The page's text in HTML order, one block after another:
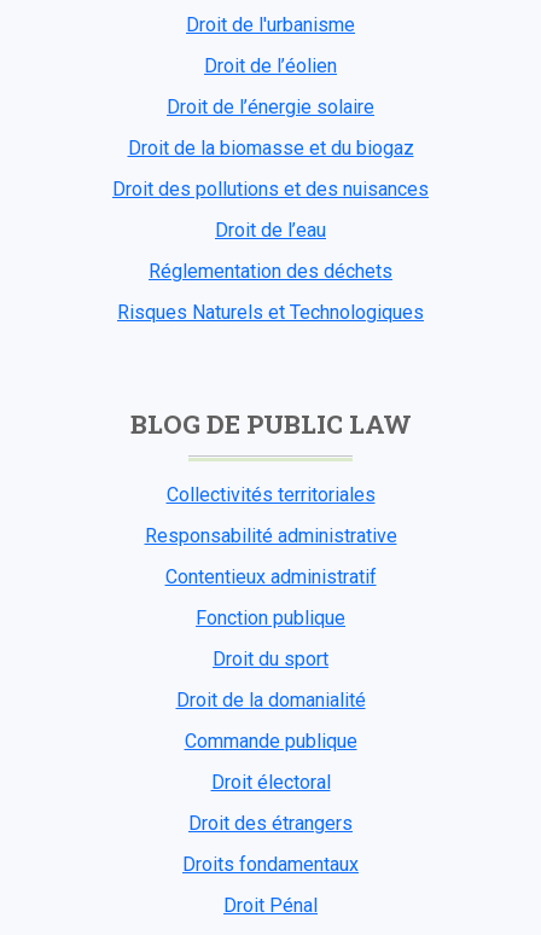
Droit de l'urbanisme
Droit de l’éolien
Droit de l’énergie solaire
Droit de la biomasse et du biogaz
Droit des pollutions et des nuisances
Droit de l’eau
Réglementation des déchets
Risques Naturels et Technologiques
BLOG DE PUBLIC LAW
Collectivités territoriales
Responsabilité administrative
Contentieux administratif
Fonction publique
Droit du sport
Droit de la domanialité
Commande publique
Droit électoral
Droit des étrangers
Droits fondamentaux
Droit Pénal